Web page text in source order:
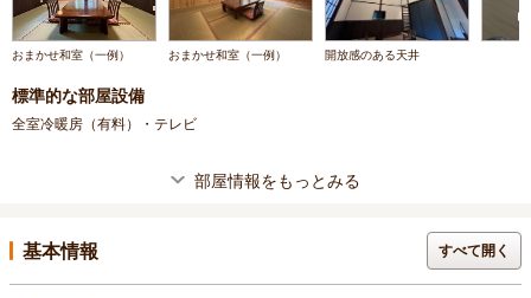
おまかせ和室（一例） おまかせ和室（一例） 開放感のある天井
標準的な部屋設備
全室冷暖房（有料）・テレビ
部屋情報をもっとみる
基本情報 すべて開く